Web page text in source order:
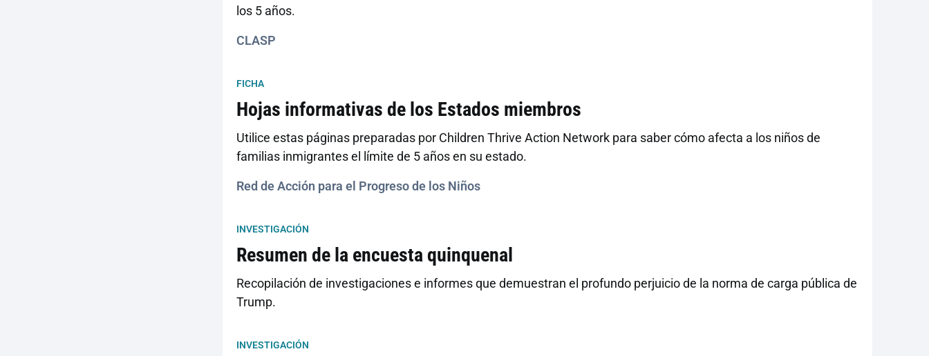
los 5 años.
CLASP
FICHA
Hojas informativas de los Estados miembros
Utilice estas páginas preparadas por Children Thrive Action Network para saber cómo afecta a los niños de
familias inmigrantes el límite de 5 años en su estado.
Red de Acción para el Progreso de los Niños
INVESTIGACIÓN
Resumen de la encuesta quinquenal
Recopilación de investigaciones e informes que demuestran el profundo perjuicio de la norma de carga pública de
Trump.
INVESTIGACIÓN